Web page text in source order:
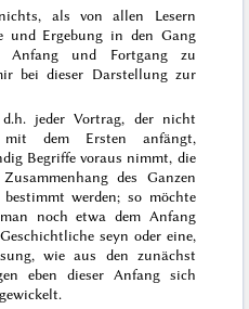
als von allen Lesern
und Ergebung in den Gang
und Fortgang zu
bei dieser Darstellung zur
jeder Vortrag, der nicht
dem Ersten anfängt,
Begriffe voraus nimmt, die
des Ganzen
werden; so möchte
noch etwa dem Anfang
seyn oder eine,
wie aus den zunächst
eben dieser Anfang sich